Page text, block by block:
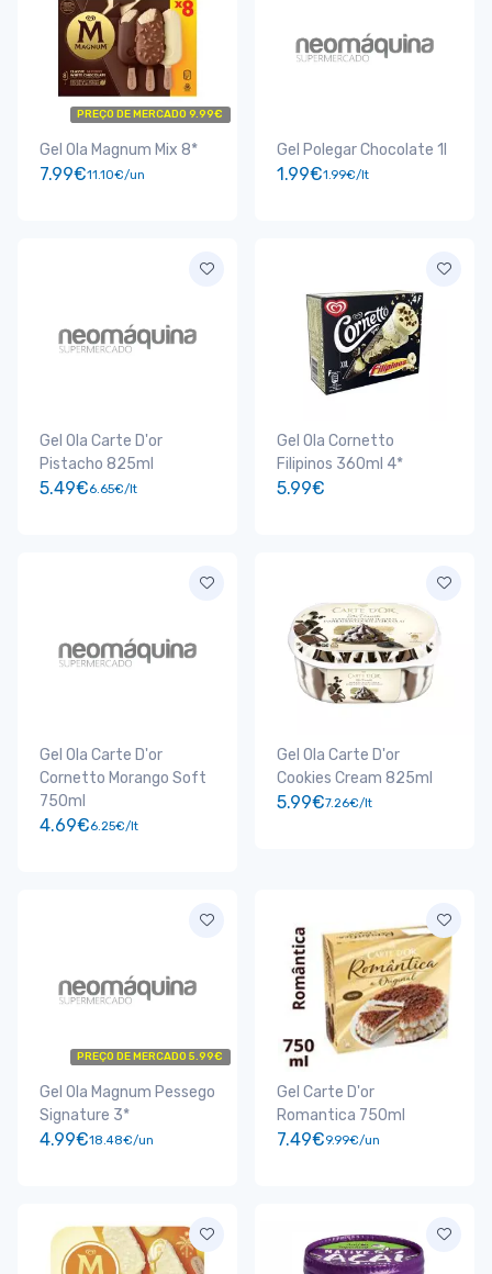
PREÇO DE MERCADO 9.99€
Gel Ola Magnum Mix 8*
7.99€11.10€/un
Gel Polegar Chocolate 1l
1.99€1.99€/lt
Gel Ola Carte D'or
Pistacho 825ml
5.49€6.65€/lt
Gel Ola Cornetto
Filipinos 360ml 4*
5.99€
Gel Ola Carte D'or
Cornetto Morango Soft
750ml
4.69€6.25€/lt
Gel Ola Carte D'or
Cookies Cream 825ml
5.99€7.26€/lt
PREÇO DE MERCADO 5.99€
Gel Ola Magnum Pessego
Signature 3*
4.99€18.48€/un
Gel Carte D'or
Romantica 750ml
7.49€9.99€/un